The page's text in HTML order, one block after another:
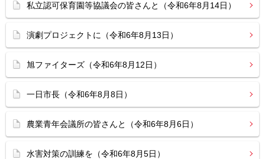
私立認可保育園等協議会の皆さんと（令和6年8月14日）
演劇プロジェクトに（令和6年8月13日）
旭ファイターズ（令和6年8月12日）
一日市長（令和6年8月8日）
農業青年会議所の皆さんと（令和6年8月6日）
水害対策の訓練を（令和6年8月5日）